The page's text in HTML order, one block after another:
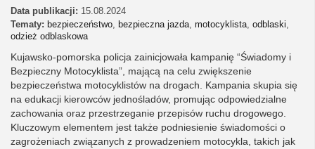
Data publikacji: 15.08.2024
Tematy: bezpieczeństwo, bezpieczna jazda, motocyklista, odblaski,
odzież odblaskowa
Kujawsko-pomorska policja zainicjowała kampanię “Świadomy i
Bezpieczny Motocyklista”, mającą na celu zwiększenie
bezpieczeństwa motocyklistów na drogach. Kampania skupia się
na edukacji kierowców jednośladów, promując odpowiedzialne
zachowania oraz przestrzeganie przepisów ruchu drogowego.
Kluczowym elementem jest także podniesienie świadomości o
zagrożeniach związanych z prowadzeniem motocykla, takich jak